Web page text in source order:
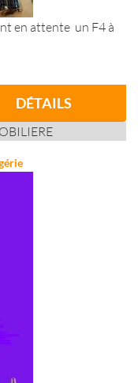
en attente un F4 à
DÉTAILS